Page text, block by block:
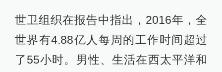
世卫组织在报告中指出，2016年，全
世界有4.88亿人每周的工作时间超过
了55小时。男性、生活在西太平洋和